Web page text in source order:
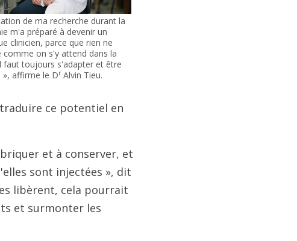
de ma recherche durant la
m'a préparé à devenir un
clinicien, parce que rien ne
on s'y attend dans la
faut toujours s'adapter et être
», affirme le Dr Alvin Tieu.
ce potentiel en
et à conserver, et
sont injectées », dit
libèrent, cela pourrait
et surmonter les